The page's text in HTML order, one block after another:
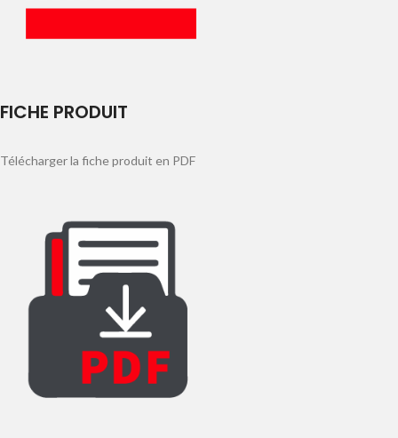
FICHE PRODUIT
Télécharger la fiche produit en PDF